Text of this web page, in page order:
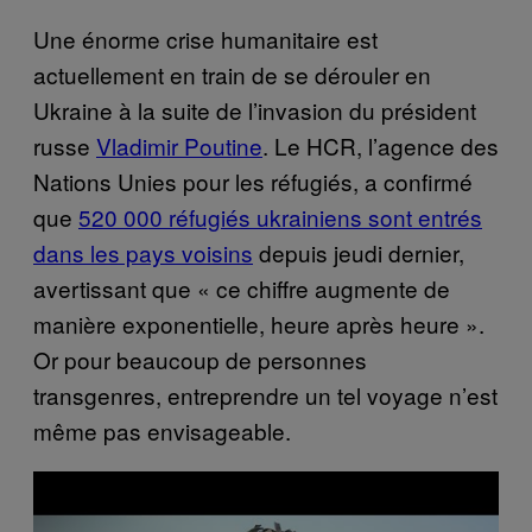
Une énorme crise humanitaire est
actuellement en train de se dérouler en
Ukraine à la suite de l’invasion du président
russe Vladimir Poutine. Le HCR, l’agence des
Nations Unies pour les réfugiés, a confirmé
que 520 000 réfugiés ukrainiens sont entrés
dans les pays voisins depuis jeudi dernier,
avertissant que « ce chiffre augmente de
manière exponentielle, heure après heure ».
Or pour beaucoup de personnes
transgenres, entreprendre un tel voyage n’est
même pas envisageable.